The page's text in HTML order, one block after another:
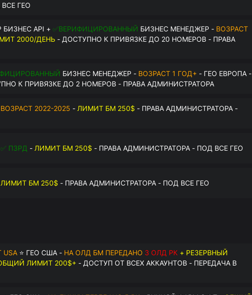
ГЕО
БИЗНЕС API + ✅ВЕРИФИЦИРОВАННЫЙ БИЗНЕС МЕНЕДЖЕР - ВОЗРАСТ
2000/ДЕНЬ - ДОСТУПНО К ПРИВЯЗКЕ ДО 20 НОМЕРОВ - ПРАВА
БИЗНЕС МЕНЕДЖЕР - ВОЗРАСТ 1 ГОД+ - ГЕО ЕВРОПА -
К ПРИВЯЗКЕ ДО 2 НОМЕРОВ - ПРАВА АДМИНИСТРАТОРА
ВОЗРАСТ 2022-2025 - ЛИМИТ БМ 250$ - ПРАВА АДМИНИСТРАТОРА -
✅ ПЗРД - ЛИМИТ БМ 250$ - ПРАВА АДМИНИСТРАТОРА - ПОД ВСЕ ГЕО
ЛИМИТ БМ 250$ - ПРАВА АДМИНИСТРАТОРА - ПОД ВСЕ ГЕО
USA ⭐ ГЕО США - НА ОЛД БМ ПЕРЕДАНО 3 ОЛД РК + РЕЗЕРВНЫЙ
ЛИМИТ 200$+ - ДОСТУП ОТ ВСЕХ АККАУНТОВ - ПЕРЕДАЧА В